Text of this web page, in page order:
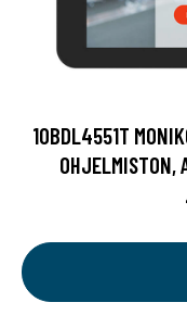
10BDL4551T
OHJELMISTON,